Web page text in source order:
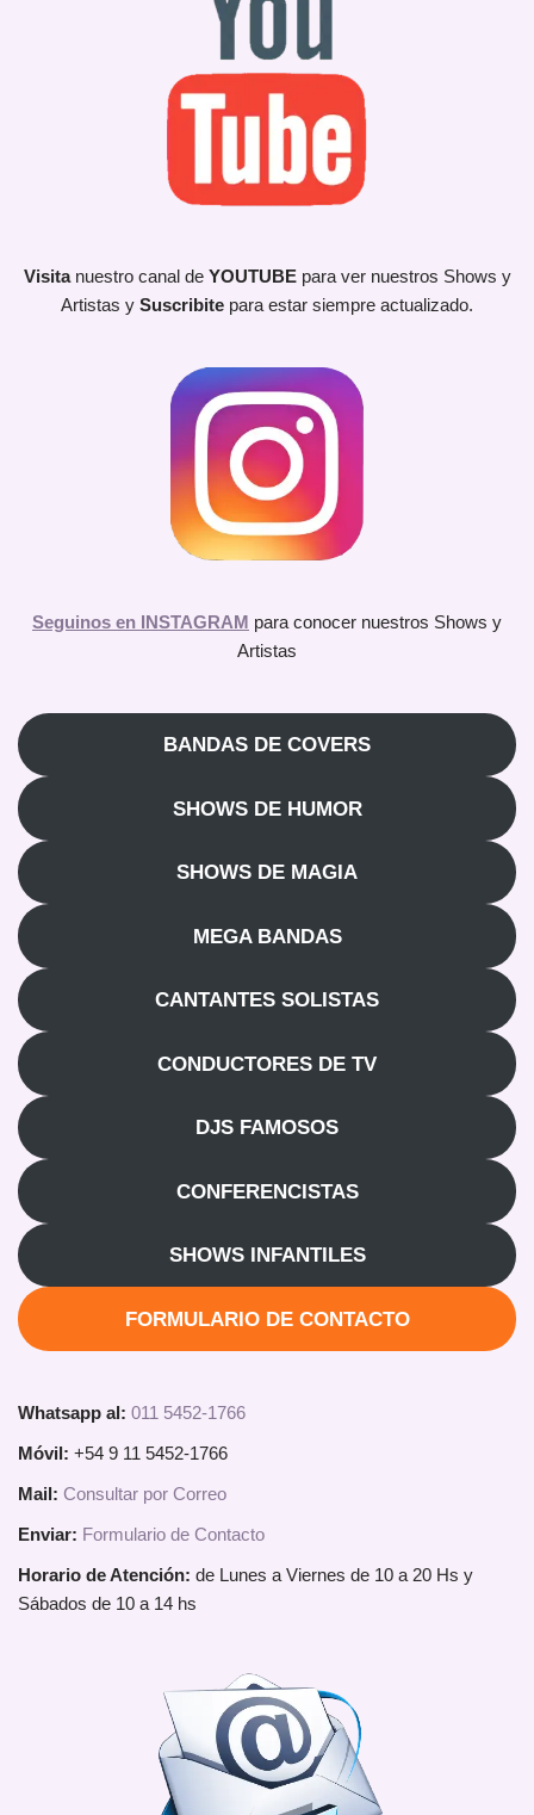
Visita nuestro canal de YOUTUBEpara ver nuestros Shows y
Artistas y Suscribite para estar siempre actualizado.
Seguinos en INSTAGRAM para conocer nuestros Shows y
Artistas
BANDAS DE COVERS
SHOWS DE HUMOR
SHOWS DE MAGIA
MEGA BANDAS
CANTANTES SOLISTAS
CONDUCTORES DE TV
DJS FAMOSOS
CONFERENCISTAS
SHOWS INFANTILES
FORMULARIO DE CONTACTO
Whatsapp al: 011 5452-1766
Móvil: +54 9 11 5452-1766
Mail: Consultar por Correo
Enviar: Formulario de Contacto
Horario de Atención: de Lunes a Viernes de 10 a 20 Hs y
Sábados de 10 a 14 hs